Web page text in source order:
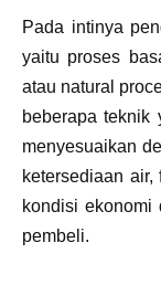
Pada intinya
yaitu proses
atau natural
beberapa teknik
menyesuaikan
ketersediaan
kondisi
pembeli.